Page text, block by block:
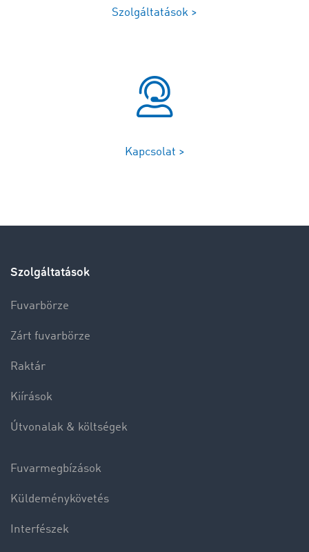
Szolgáltatások >
Kapcsolat >
Szolgáltatások
Fuvarbörze
Zárt fuvarbörze
Raktár
Kiírások
Útvonalak & költségek
Fuvarmegbízások
Küldeménykövetés
Interfészek